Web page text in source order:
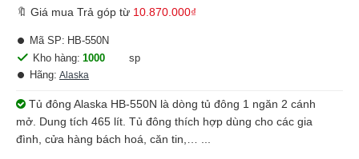
🔖 Giá mua Trả góp từ 10.870.000₫
Kho hàng: 1000
sp
Hãng: Alaska
Mã SP: HB-550N
Tủ đông Alaska HB-550N là dòng tủ đông 1 ngăn 2 cánh
mở. Dung tích 465 lít. Tủ đông thích hợp dùng cho các gia
đình, cửa hàng bách hoá, căn tin,… ...